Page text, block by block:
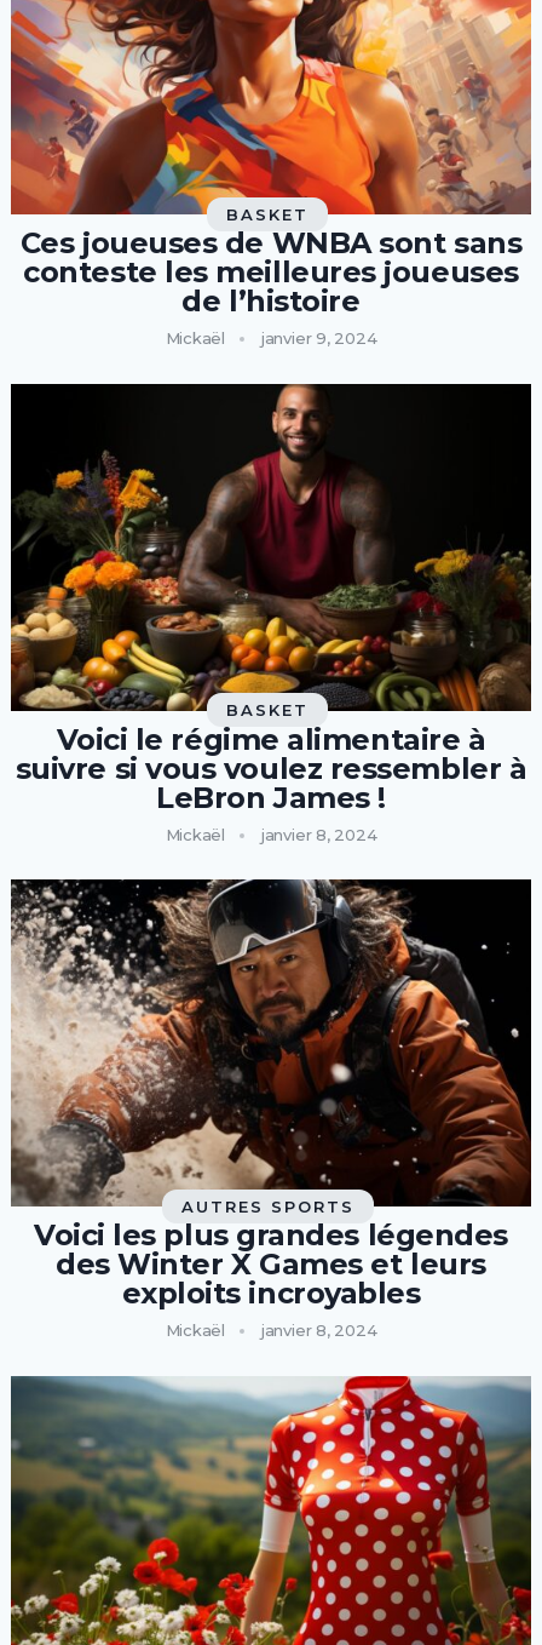
BASKET
Ces joueuses de WNBA sont sans
conteste les meilleures joueuses
de l’histoire
Mickaël janvier 9, 2024
BASKET
Voici le régime alimentaire à
suivre si vous voulez ressembler à
LeBron James !
Mickaël janvier 8, 2024
AUTRES SPORTS
Voici les plus grandes légendes
des Winter X Games et leurs
exploits incroyables
Mickaël janvier 8, 2024